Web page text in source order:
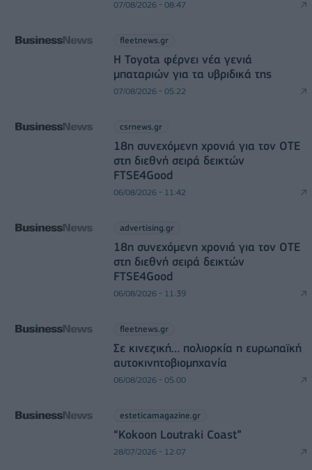
07/08/2026 - 08:47
fleetnews.gr
Η Toyota φέρνει νέα γενιά
μπαταριών για τα υβριδικά της
07/08/2026 - 05:22
csrnews.gr
18η συνεχόμενη χρονιά για τον ΟΤΕ
στη διεθνή σειρά δεικτών
FTSE4Good
06/08/2026 - 11:42
advertising.gr
18η συνεχόμενη χρονιά για τον ΟΤΕ
στη διεθνή σειρά δεικτών
FTSE4Good
06/08/2026 - 11:39
fleetnews.gr
Σε κινεζική… πολιορκία η ευρωπαϊκή
αυτοκινητοβιομηχανία
06/08/2026 - 05:00
esteticamagazine.gr
“Kokoon Loutraki Coast”
28/07/2026 - 12:07